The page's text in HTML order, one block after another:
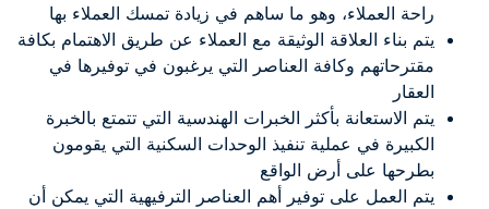
راحة العملاء، وهو ما ساهم في زيادة تمسك العملاء بها
يتم بناء العلاقة الوثيقة مع العملاء عن طريق الاهتمام بكافة
مقترحاتهم وكافة العناصر التي يرغبون في توفيرها في
العقار
يتم الاستعانة بأكثر الخبرات الهندسية التي تتمتع بالخبرة
الكبيرة في عملية تنفيذ الوحدات السكنية التي يقومون
بطرحها على أرض الواقع
يتم العمل على توفير أهم العناصر الترفيهية التي يمكن أن